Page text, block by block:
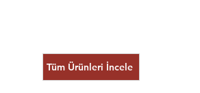
Tüm Ürünleri İncele